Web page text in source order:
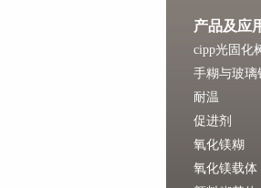
产品及应
cipp光固化
手糊与玻璃
耐温
促进剂
氧化镁糊
氧化镁载体